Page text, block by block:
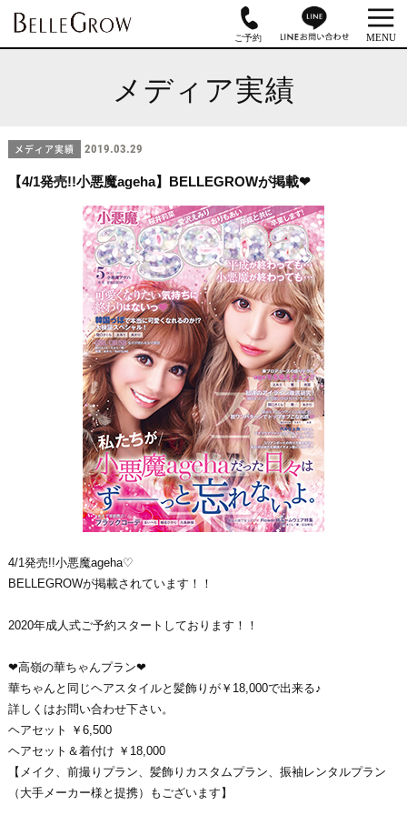
メディア実績
メディア実績 2019.03.29
【4/1発売!!小悪魔ageha】BELLEGROWが掲載❤
4/1発売!!小悪魔ageha♡
BELLEGROWが掲載されています！！
2020年成人式ご予約スタートしております！！
❤高嶺の華ちゃんプラン❤
華ちゃんと同じヘアスタイルと髪飾りが￥18,000で出来る♪
詳しくはお問い合わせ下さい。
ヘアセット ￥6,500
ヘアセット＆着付け ￥18,000
【メイク、前撮りプラン、髪飾りカスタムプラン、振袖レンタルプラン
（大手メーカー様と提携）もございます】